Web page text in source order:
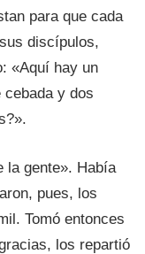
para que cada
discípulos,
«Aquí hay un
cebada y dos
la gente». Había
pues, los
Tomó entonces
los repartió